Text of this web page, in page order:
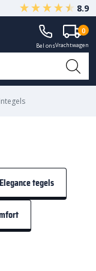
Gegarandeerd A-kwaliteit
8.9
Bel onsVrachtwagen
0
Elegance tegels